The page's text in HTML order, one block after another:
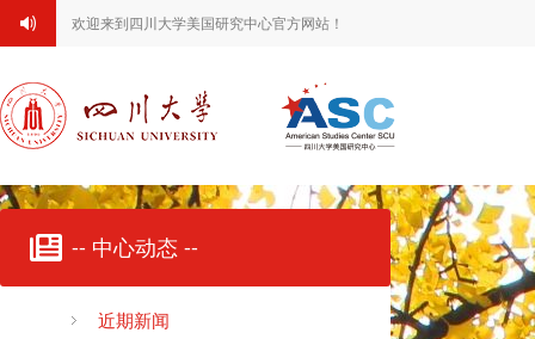
欢迎来到四川大学美国研究中心官方网站！
-- 中心动态 --
近期新闻